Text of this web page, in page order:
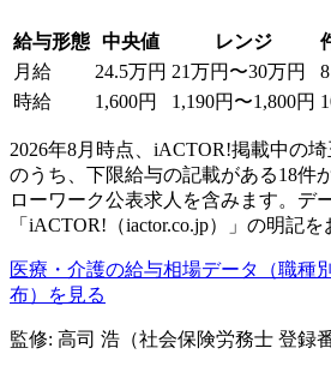
給与形態 中央値 レンジ
月給
24.5万円 21万円〜30万円
8
時給
1,600円 1,190円〜1,800円
2026年8月時点、iACTOR!掲載中の
のうち、下限給与の記載がある18件
ローワーク公表求人を含みます。デ
「iACTOR!（iactor.co.jp）」の明記を
医療・介護の給与相場データ（職種
布）を見る
監修: 高司 浩（社会保険労務士 登録番